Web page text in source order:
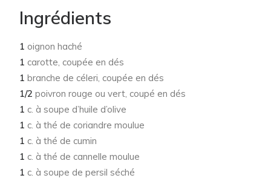
Ingrédients
1 oignon haché
1 carotte, coupée en dés
1 branche de céleri, coupée en dés
1/2 poivron rouge ou vert, coupé en dés
1 c. à soupe d’huile d’olive
1 c. à thé de coriandre moulue
1 c. à thé de cumin
1 c. à thé de cannelle moulue
1 c. à soupe de persil séché